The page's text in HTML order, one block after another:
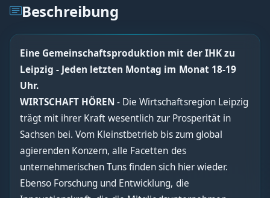
Beschreibung
Eine Gemeinschaftsproduktion mit der IHK zu
Leipzig - Jeden letzten Montag im Monat 18-19
Uhr.
WIRTSCHAFT HÖREN - Die Wirtschaftsregion Leipzig
trägt mit ihrer Kraft wesentlich zur Prosperität in
Sachsen bei. Vom Kleinstbetrieb bis zum global
agierenden Konzern, alle Facetten des
unternehmerischen Tuns finden sich hier wieder.
Ebenso Forschung und Entwicklung, die